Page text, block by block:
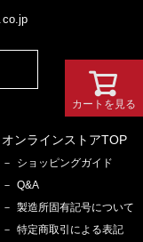
オンラインストアTOP
ショッピングガイド
Q&A
製造所固有記号について
特定商取引による表記
カートを見る